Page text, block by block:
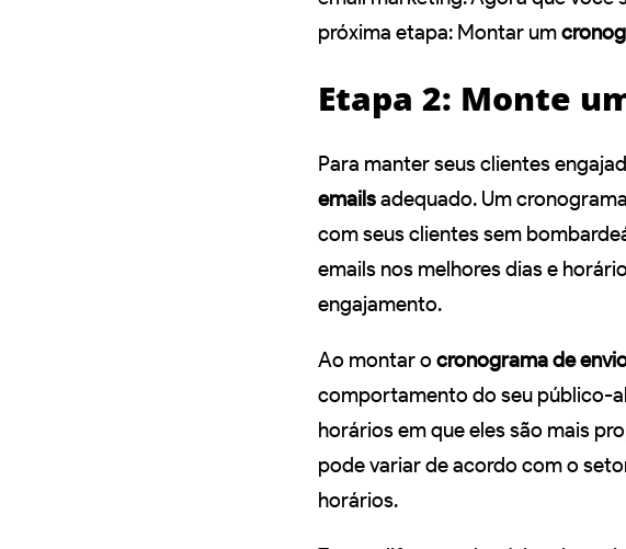
próxima etapa: Montar um
Etapa 2: Monte
Para manter seus clientes
emailsadequado. Um
com seus clientes sem
emails nos melhores dias e
engajamento.
Ao montar o cronograma de
comportamento do seu público-
horários em que eles são mais
pode variar de acordo com o
horários.